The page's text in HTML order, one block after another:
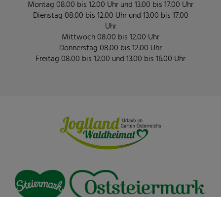
Montag 08.00 bis 12.00 Uhr und 13.00 bis 17.00 Uhr
Dienstag 08.00 bis 12.00 Uhr und 13.00 bis 17.00
Uhr
Mittwoch 08.00 bis 12.00 Uhr
Donnerstag 08.00 bis 12.00 Uhr
Freitag 08.00 bis 12.00 und 13.00 bis 16.00 Uhr